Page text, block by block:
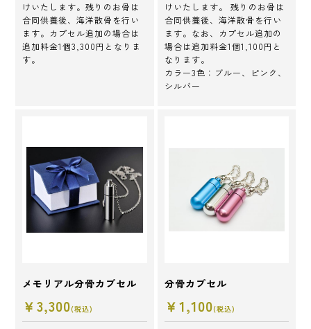
けいたします。残りのお骨は
合同供養後、海洋散骨を行い
ます。カプセル追加の場合は
追加料金1個3,300円となりま
す。
けいたします。 残りのお骨は
合同供養後、海洋散骨を行い
ます。なお、カプセル追加の
場合は追加料金1個1,100円と
なります。
カラー3色：ブルー、ピンク、
シルバー
メモリアル分骨カプセル
￥3,300(税込)
分骨カプセル
￥1,100(税込)